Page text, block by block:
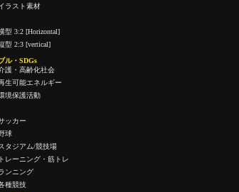
ラスト素材
型 3:2 [Horizontal]
型 2:3 [vertical]
ル・SDGs
護・高齢化社会
生可能エネルギー
境保護活動
ッカー
球
タジアム/競技場
トレーニング・筋トレ
ンニング
種競技